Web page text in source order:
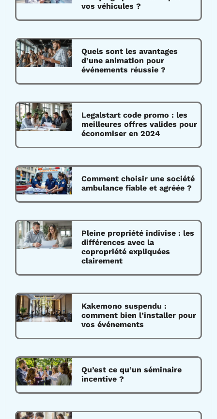
vos véhicules ?
Quels sont les avantages
d’une animation pour
événements réussie ?
Legalstart code promo : les
meilleures offres valides pour
économiser en 2024
Comment choisir une société
ambulance fiable et agréée ?
Pleine propriété indivise : les
différences avec la
copropriété expliquées
clairement
Kakemono suspendu :
comment bien l’installer pour
vos événements
Qu’est ce qu’un séminaire
incentive ?